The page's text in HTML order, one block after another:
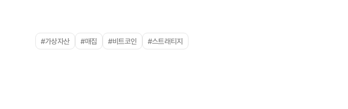
#가상자산 #매집 #비트코인 #스트래티지